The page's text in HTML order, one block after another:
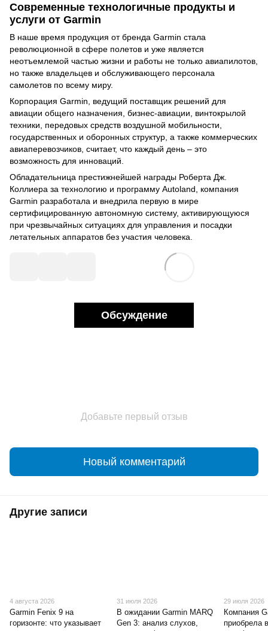
Современные технологичные продукты и
услуги от Garmin
В наше время продукция от бренда Garmin стала
революционной в сфере полетов и уже является
неотъемлемой частью жизни и работы не только авиапилотов,
но также владельцев и обслуживающего персонала
самолетов по всему миру.
Корпорация Garmin, ведущий поставщик решений для
авиации общего назначения, бизнес-авиации, винтокрылой
техники, передовых средств воздушной мобильности,
государственных и оборонных структур, а также коммерческих
авиаперевозчиков, считает, что каждый день – это
возможность для инноваций.
Обладательница престижнейшей награды Роберта Дж.
Коллиера за технологию и программу Autoland, компания
Garmin разработала и внедрила первую в мире
сертифицированную автономную систему, активирующуюся
при чрезвычайных ситуациях для управления и посадки
летательных аппаратов без участия человека.
Обсуждение
Добавьте первый отзыв
Новый комментарий
Другие записи
4 августа 2026
Garmin Fenix 9 на
горизонте: что указывает
31 июля 2026
В ожидании Garmin MARQ
Gen 3: анализ слухов,
29 июля 2026
Компания
приобрела